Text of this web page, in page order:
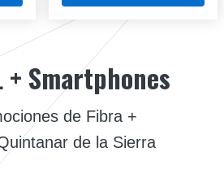
+ Smartphones
de Fibra +
de la Sierra